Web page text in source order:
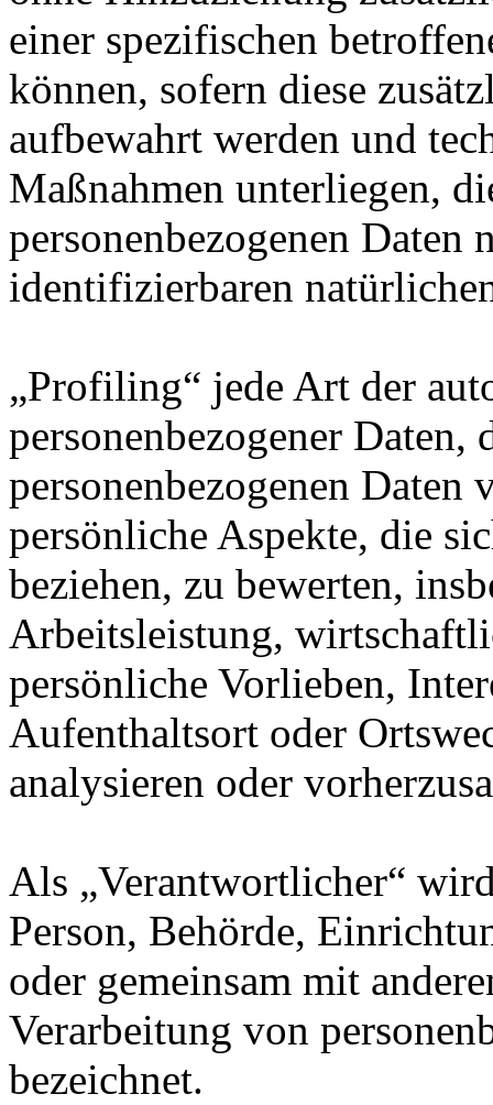
einer spezifischen
können, sofern diese
aufbewahrt werden und
Maßnahmen unterliegen,
personenbezogenen
identifizierbaren
„Profiling“ jede Art der
personenbezogener Daten,
personenbezogenen Daten
persönliche Aspekte, die
beziehen, zu bewerten,
Arbeitsleistung,
persönliche Vorlieben,
Aufenthaltsort oder
analysieren oder
Als „Verantwortlicher“
Person, Behörde,
oder gemeinsam mit
Verarbeitung von
bezeichnet.